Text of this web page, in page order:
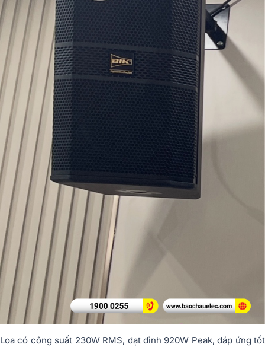
Loa có công suất 230W RMS, đạt đỉnh 920W Peak, đáp ứng tốt